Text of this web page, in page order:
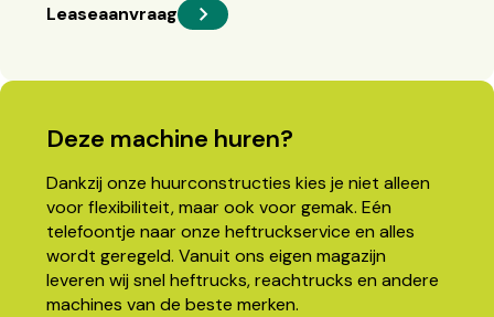
Leaseaanvraag
Deze machine huren?
Dankzij onze huurconstructies kies je niet alleen
voor flexibiliteit, maar ook voor gemak. Eén
telefoontje naar onze heftruckservice en alles
wordt geregeld. Vanuit ons eigen magazijn
leveren wij snel heftrucks, reachtrucks en andere
machines van de beste merken.